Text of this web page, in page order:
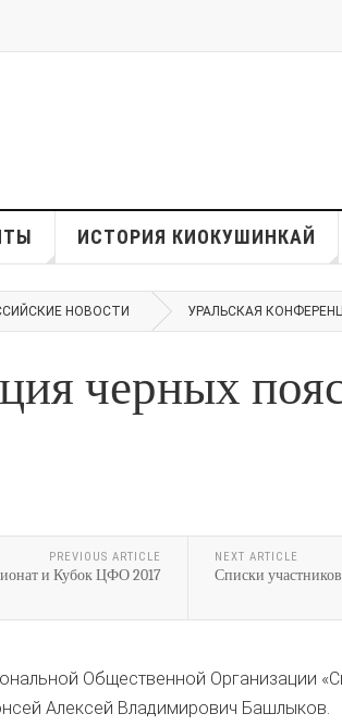
ИСТОРИЯ КИОКУШИНКАЙ
НОВОСТИ УРАЛЬСКАЯ
черных
PREVIOUS ARTICLE
и Кубок ЦФО 2017
NEXT ARTICLE
Списки
Общественной Организации
Алексей Владимирович Башлыков.